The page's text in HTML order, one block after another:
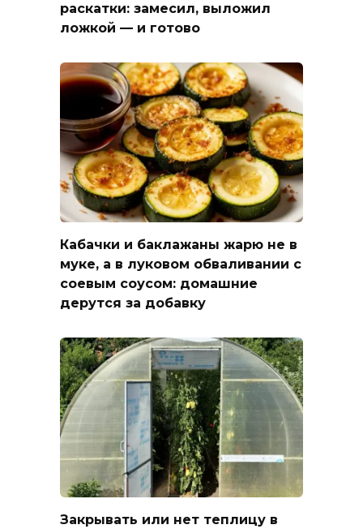
раскатки: замесил, выложил
ложкой — и готово
Кабачки и баклажаны жарю не в
муке, а в луковом обваливании с
соевым соусом: домашние
дерутся за добавку
Закрывать или нет теплицу в